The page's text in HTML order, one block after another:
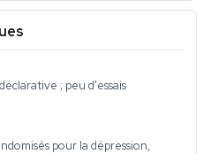
; peu d'essais
pour la dépression,